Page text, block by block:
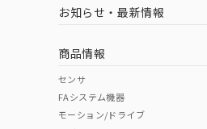
中国 RoHS 注意事項・凡例
中国 RoHS表
Pb Hg
（イギリス
（ノルウェー
お知らせ・最新情報
商品情報
センサ
FAシステム機器
モーション/ドライブ